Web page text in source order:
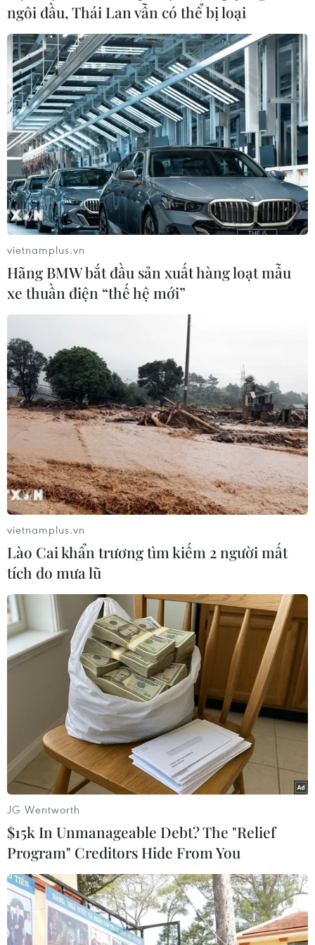
#Hà Giang #Ẩm thực
#Đồng bào các dân tộc thiểu số
#Du khách
#Mèn mén #Cháo Ấu tẩu
#Thắng cố
#Thịt lợn cắp nách
Hà Giang Tuyên Quang
Theo dõi VietnamPlus
TIN LIÊN QUAN
Hướng dẫn cách làm món cơm lam nổi
tiếng của người Tây Bắc
17/11/2016 03:10
Lên Tây Bắc, đến với các tộc người Thái, Mường, Nùng,
Tày, La Ha, Mảng... bạn sẽ được người bản địa đãi
món cơm lam, món ăn dân dã nổi tiếng của người vùng
ngôi đầu, Thái Lan vẫn có thể bị loại
vietnamplus.vn
Hãng BMW bắt đầu sản xuất hàng loạt mẫu
xe thuần điện “thế hệ mới”
vietnamplus.vn
Lào Cai khẩn trương tìm kiếm 2 người mất
tích do mưa lũ
JG Wentworth
$15k In Unmanageable Debt? The "Relief
Program" Creditors Hide From You